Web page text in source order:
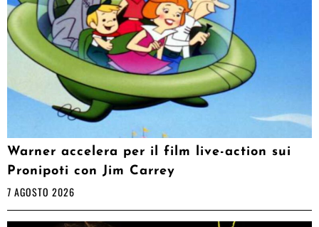
Warner accelera per il film live-action sui
Pronipoti con Jim Carrey
7 AGOSTO 2026